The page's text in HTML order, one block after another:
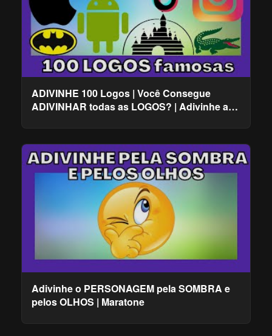
ADIVINHE 100 Logos | Você Consegue
ADIVINHAR todas as LOGOS? | Adivinhe a
Adivinhe o PERSONAGEM pela SOMBRA e
pelos OLHOS | Maratone